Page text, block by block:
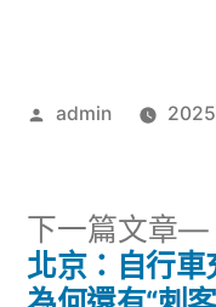
作
admin 2025
文
下一篇文章
北京：自行車